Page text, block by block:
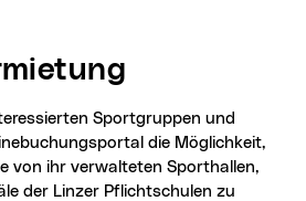
Sportgruppen und
die Möglichkeit,
von ihr verwalteten Sporthallen,
der Linzer Pflichtschulen zu